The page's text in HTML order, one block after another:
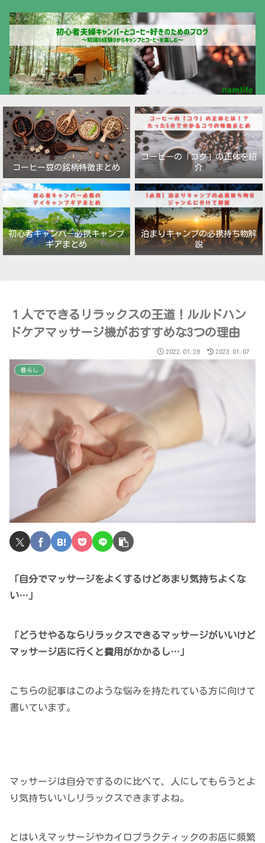
コーヒー豆の銘柄特徴まとめ
コーヒーの「コク」の正体を紹
介
初心者キャンパー必携キャンプ
ギアまとめ
泊まりキャンプの必携持ち物解
説
１人でできるリラックスの王道！ルルドハン
ドケアマッサージ機がおすすめな3つの理由
2022.01.28 2023.01.07
暮らし
「自分でマッサージをよくするけどあまり気持ちよくな
い…」
「どうせやるならリラックスできるマッサージがいいけど
マッサージ店に行くと費用がかかるし…」
こちらの記事はこのような悩みを持たれている方に向けて
書いています。
マッサージは自分でするのに比べて、人にしてもらうとよ
り気持ちいいしリラックスできますよね。
とはいえマッサージやカイロプラクティックのお店に頻繁